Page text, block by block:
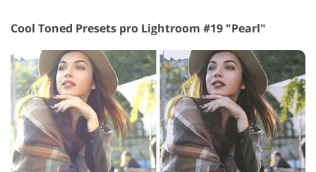
Cool Toned Presets pro Lightroom #19 "Pearl"